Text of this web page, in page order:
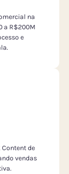
na
a R$200M
e
de
vendas